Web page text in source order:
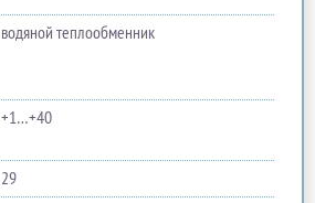
водяной теплообменник
+1…+40
29